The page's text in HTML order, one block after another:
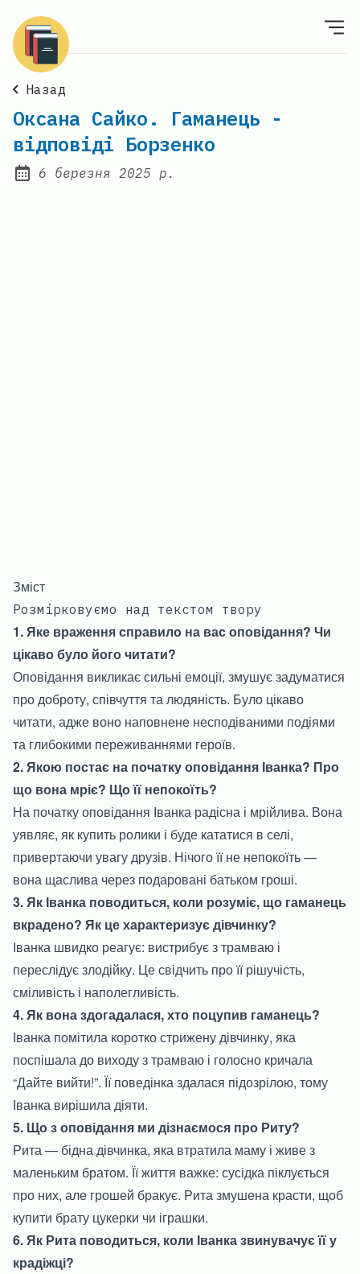
Назад
Оксана Сайко. Гаманець -
відповіді Борзенко
Posted on:
6 березня 2025 р.
Зміст
Розмірковуємо над текстом твору
1. Яке враження справило на вас оповідання? Чи
цікаво було його читати?
Оповідання викликає сильні емоції, змушує задуматися
про доброту, співчуття та людяність. Було цікаво
читати, адже воно наповнене несподіваними подіями
та глибокими переживаннями героїв.
2. Якою постає на початку оповідання Іванка? Про
що вона мріє? Що її непокоїть?
На початку оповідання Іванка радісна і мрійлива. Вона
уявляє, як купить ролики і буде кататися в селі,
привертаючи увагу друзів. Нічого її не непокоїть —
вона щаслива через подаровані батьком гроші.
3. Як Іванка поводиться, коли розуміє, що гаманець
вкрадено? Як це характеризує дівчинку?
Іванка швидко реагує: вистрибує з трамваю і
переслідує злодійку. Це свідчить про її рішучість,
сміливість і наполегливість.
4. Як вона здогадалася, хто поцупив гаманець?
Іванка помітила коротко стрижену дівчинку, яка
поспішала до виходу з трамваю і голосно кричала
“Дайте вийти!”. Її поведінка здалася підозрілою, тому
Іванка вирішила діяти.
5. Що з оповідання ми дізнаємося про Риту?
Рита — бідна дівчинка, яка втратила маму і живе з
маленьким братом. Її життя важке: сусідка піклується
про них, але грошей бракує. Рита змушена красти, щоб
купити брату цукерки чи іграшки.
6. Як Рита поводиться, коли Іванка звинувачує її у
крадіжці?